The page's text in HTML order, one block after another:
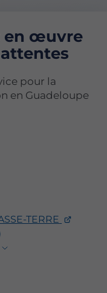
TERRE
en œuvre
pour la
en Guadeloupe